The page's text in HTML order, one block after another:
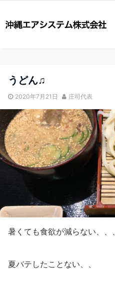
うどん♫
2020年7月21日 庄司代表
暑くても食欲が減らない、、
夏バテしたことない、、